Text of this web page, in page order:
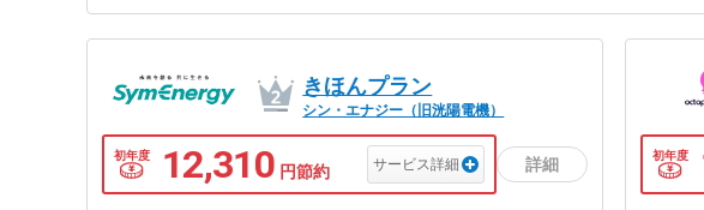
きほんプラン
シン・エナジー（旧洸陽電機）
初年度 12,310 円節約 サービス詳細
初年度